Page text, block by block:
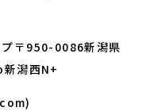
〒950-0086新潟県
潟西N+